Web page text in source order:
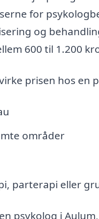
for
og
600 til 1.200
prisen hos en
områder
parterapi eller
psykolog i